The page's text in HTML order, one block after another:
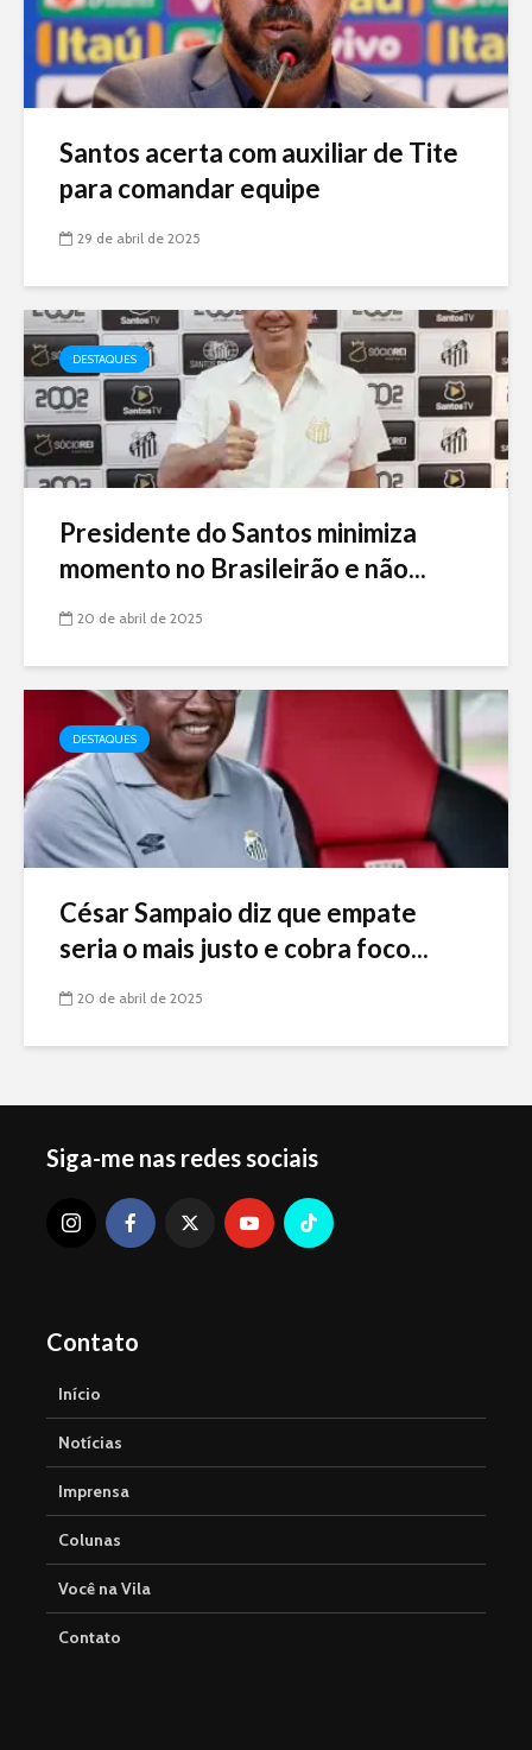
Santos acerta com auxiliar de Tite
para comandar equipe
29 de abril de 2025
DESTAQUES
Presidente do Santos minimiza
momento no Brasileirão e não...
20 de abril de 2025
DESTAQUES
César Sampaio diz que empate
seria o mais justo e cobra foco...
20 de abril de 2025
Siga-me nas redes sociais
Contato
Início
Notícias
Imprensa
Colunas
Você na Vila
Contato